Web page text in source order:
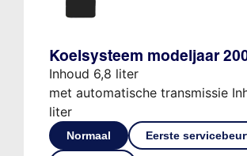
Koelsysteem modeljaar
Inhoud 6,8 liter
met automatische transmissie
liter
Normaal Eerste